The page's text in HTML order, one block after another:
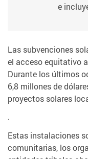
e
Las subvenciones
el acceso equitativo
Durante los últimos
6,8 millones de
proyectos solares
.
Estas instalaciones
comunitarias, los